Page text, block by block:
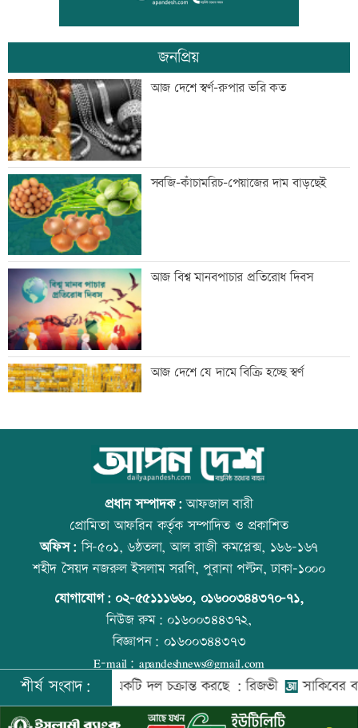
জিয়াউর রহমান দেশে প্রথম সবুজ বিপ্লবের
ডাক দিয়েছিলেন: পরিবেশমন্ত্রী
প্রথম শ্রেণিতে ভর্তি লটারিতে
মেঘনার ভাঙনরোধে জিও ব্যাগ প্রকল্পে
অনিয়ম, এলাকাবাসীর মানববন্ধন
বাংলাদেশি পাঁচ হাজার কৃষি শ্রমিক নেবে
ওমান
স্বর্ণ খাতকে আনুষ্ঠানিক কাঠামোয় আনছে
সরকার, মতামত চাইল মন্ত্রণালয়
গবেষণা-দক্ষতা উন্নয়নে বাংলাদেশ-অস্ট্রেলিয়ার
নতুন উদ্যোগ
বিমানবন্দরে বাড়ছে নিরাপত্তা, বসছে অ্যান্টি-
ড্রোন সিস্টেম
জনপ্রিয়
আজ দেশে স্বর্ণ-রুপার ভরি কত
সবজি-কাঁচামরিচ-পেয়াজের দাম বাড়ছেই
আজ বিশ্ব মানবপাচার প্রতিরোধ দিবস
আজ দেশে যে দামে বিক্রি হচ্ছে স্বর্ণ
আজ বিশ্ব বন্ধু দিবস
প্রতিমন্ত্রীকে ঘিরে ভাইরাল ভিডিওতে ছবি
জুড়ে অপপ্রচার: এলিন
বিশ্ব মাতৃদুগ্ধ দিবস আজ
প্রধান সম্পাদক:আফজাল বারী
প্রোমিতা আফরিন কর্তৃক সম্পাদিত ও প্রকাশিত
অফিস:সি-৫০১, ৬ষ্ঠতলা, আল রাজী কমপ্লেক্স, ১৬৬-১৬৭
শহীদ সৈয়দ নজরুল ইসলাম সরণি, পুরানা পল্টন, ঢাকা-১০০০
যোগাযোগ: ০২-৫৫১১১৬৬০, ০১৬০০৩৪৪৩৭০-৭১,
নিউজ রুম:০১৬০০৩৪৪৩৭২,
বিজ্ঞাপন: ০১৬০০৩৪৪৩৭৩
E-mail: apandeshnews@gmail.com
©২০২৬ |আপন দেশ ডটকমকর্তৃক সর্বসত্ব ® সংরক্ষিত | উন্নয়নে
ইমিথমেকারস.কম
শীর্ষ সংবাদ:
বিরুদ্ধে একটি দল চক্রান্ত করছে : রিজভী সাকিবের বাড়িতে